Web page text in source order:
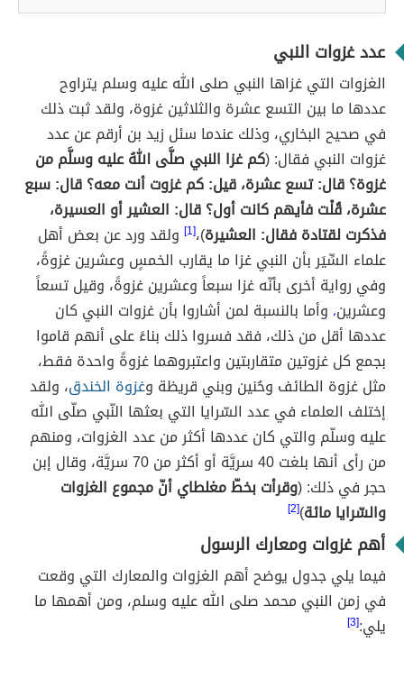
عدد غزوات النبي
الغزوات التي غزاها النبي صلى الله عليه وسلم يتراوح
عددها ما بين التسع عشرة والثلاثين غزوة، ولقد ثبت ذلك
في صحيح البخاري، وذلك عندما سئل زيد بن أرقم عن عدد
غزوات النبي فقال: (كم غزا النبي صلَّى اللهُ عليه وسلَّم من
غزوة؟ قال: تسع عشرة، قيل: كم غزوت أنت معه؟ قال: سبع
عشرة، قُلْت فأيهم كانت أول؟ قال: العشير أو العسيرة،
فذكرت لقتادة فقال: العشيرة)،[1]
ولقد ورد عن بعض أهل
علماء السِّيَر بأن النبي غزا ما يقارب الخمسٍ وعشرين غزوةً،
وفي رواية أخرى بأنّه غزا سبعاً وعشرين غزوةً، وقيل تسعاً
وعشرين، وأما بالنسبة لمن أشاروا بأن غزوات النبي كان
عددها أقل من ذلك، فقد فسروا ذلك بناءً على أنهم قاموا
بجمع كل غزوتين متقاربتين واعتبروهما غزوةً واحدة فقط،
مثل غزوة الطائف وحُنين وبني قريظة وغزوة الخندق، ولقد
إختلف العلماء في عدد السّرايا التي بعثها النّبي صلّى الله
عليه وسلّم والتي كان عددها أكثر من عدد الغزوات، ومنهم
من رأى أنها بلغت 40 سريَّة أو أكثر من 70 سريَّة، وقال إبن
حجر في ذلك: (وقرأت بخطّ مغلطاي أنّ مجموع الغزوات
والسّرايا مائة)
[2]
أهم غزوات ومعارك الرسول
فيما يلي جدول يوضح أهم الغزوات والمعارك التي وقعت
في زمن النبي محمد صلى الله عليه وسلم، ومن أهمها ما
يلي:[3]